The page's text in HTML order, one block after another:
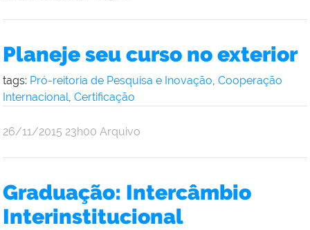
Reitoria
Planeje seu curso no exterior
tags: Pró-reitoria de Pesquisa e Inovação, Cooperação
Internacional, Certificação
por
Reitoria
publicado
26/11/2015 23h00 Arquivo
Graduação: Intercâmbio
Interinstitucional